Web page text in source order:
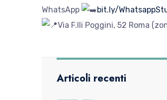
WhatsApp
bit.ly/
Via F.lli Poggini, 52 Roma
Articoli recenti